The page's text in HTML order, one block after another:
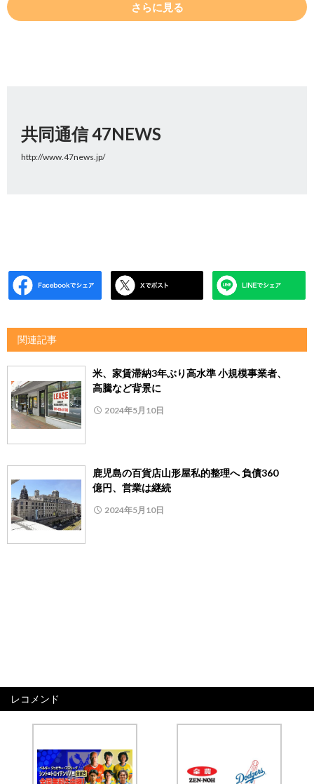
さらに見る
共同通信 47NEWS
http://www.47news.jp/
関連記事
米、家賃滞納3年ぶり高水準 小規模事業者、
高騰など背景に
2024年5月10日
鹿児島の百貨店山形屋私的整理へ 負債360
億円、営業は継続
2024年5月10日
レコメンド